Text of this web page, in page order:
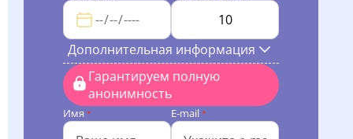
Дополнительная информация
Гарантируем полную
анонимность
Имя * E-mail *